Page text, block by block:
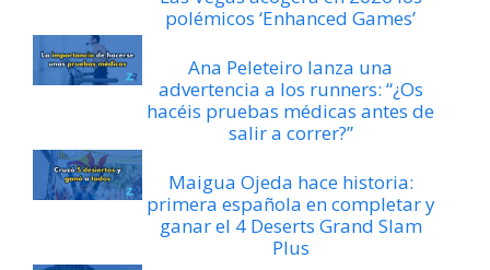
polémicos ‘Enhanced Games’
Ana Peleteiro lanza una
advertencia a los runners: “¿Os
hacéis pruebas médicas antes de
salir a correr?”
Maigua Ojeda hace historia:
primera española en completar y
ganar el 4 Deserts Grand Slam
Plus